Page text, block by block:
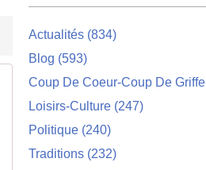
Actualités (834)
Blog (593)
Coup De Coeur-Coup De Griffe
Loisirs-Culture (247)
Politique (240)
Traditions (232)